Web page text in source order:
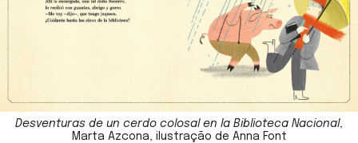
Desventuras de un cerdo colosal en la Biblioteca Nacional,
Marta Azcona, ilustração de Anna Font